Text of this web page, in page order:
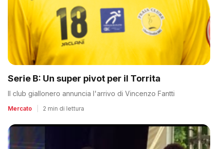
Serie B: Un super pivot per il Torrita
Il club giallonero annuncia l'arrivo di Vincenzo Fantti
Mercato 2 min di lettura